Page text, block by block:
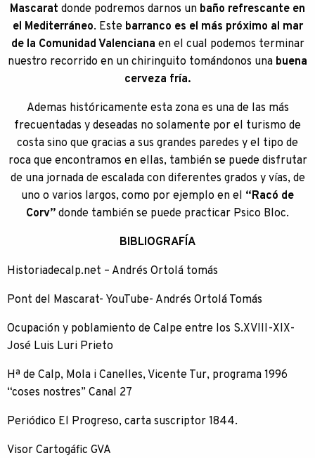
Mascarat donde podremos darnos un baño refrescante en
el Mediterráneo. Este barranco es el más próximo al mar
de la Comunidad Valenciana en el cual podemos terminar
nuestro recorrido en un chiringuito tomándonos una buena
cerveza fría.
Ademas históricamente esta zona es una de las más
frecuentadas y deseadas no solamente por el turismo de
costa sino que gracias a sus grandes paredes y el tipo de
roca que encontramos en ellas, también se puede disfrutar
de una jornada de escalada con diferentes grados y vías, de
uno o varios largos, como por ejemplo en el “Racó de
Corv” donde también se puede practicar Psico Bloc.
BIBLIOGRAFÍA
Historiadecalp.net – Andrés Ortolá tomás
Pont del Mascarat- YouTube- Andrés Ortolá Tomás
Ocupación y poblamiento de Calpe entre los S.XVIII-XIX-
José Luis Luri Prieto
Hª de Calp, Mola i Canelles, Vicente Tur, programa 1996
“coses nostres” Canal 27
Periódico El Progreso, carta suscriptor 1844.
Visor Cartogáfic GVA